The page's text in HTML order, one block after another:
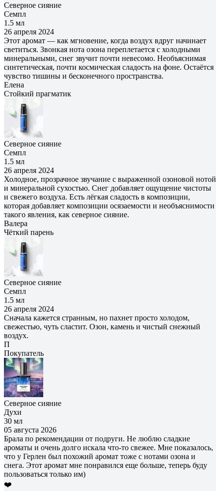
Северное сияние
Семпл
1.5 мл
26 апреля 2024
Этот аромат — как мгновение, когда воздух вдруг начинает
светиться. Звонкая нота озона переплетается с холодными
минеральными, снег звучит почти невесомо. Необъяснимая
синтетическая, почти космическая сладость на фоне. Остаётся
чувство тишины и бесконечного пространства.
Елена
Cтойкий прагматик
Северное сияние
Семпл
1.5 мл
26 апреля 2024
Холодное, прозрачное звучание с выраженной озоновой нотой
и минеральной сухостью. Снег добавляет ощущение чистоты
и свежего воздуха. Есть лёгкая сладость в композиции,
которая добавляет композиции осязаемости и необъяснимости
такого явления, как северное сияние.
Валера
Чёткий парень
Северное сияние
Семпл
1.5 мл
26 апреля 2024
Сначала кажется странным, но пахнет просто холодом,
свежестью, чуть сластит. Озон, камень и чистый снежный
воздух.
П
Покупатель
Северное сияние
Духи
30 мл
05 августа 2026
Брала по рекомендации от подруги. Не люблю сладкие
ароматы и очень долго искала что-то свежее. Мне показалось,
что у Герлен был похожий аромат тоже с нотами озона и
снега. Этот аромат мне понравился еще больше, теперь буду
пользоваться только им)
❤️